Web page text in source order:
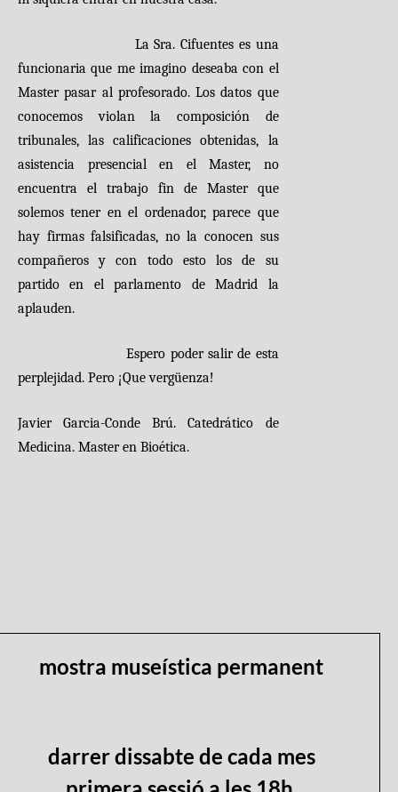
La Sra. Cifuentes es una
funcionaria que me imagino deseaba con el
Master pasar al profesorado. Los datos que
conocemos violan la composición de
tribunales, las calificaciones obtenidas, la
asistencia presencial en el Master, no
encuentra el trabajo fin de Master que
solemos tener en el ordenador, parece que
hay firmas falsificadas, no la conocen sus
compañeros y con todo esto los de su
partido en el parlamento de Madrid la
aplauden.
Espero poder salir de esta
perplejidad. Pero ¡Que vergüenza!
Javier Garcia-Conde Brú.Catedrático de
Medicina. Master en Bioética.
mostra museística permanent
darrer dissabte de cada mes